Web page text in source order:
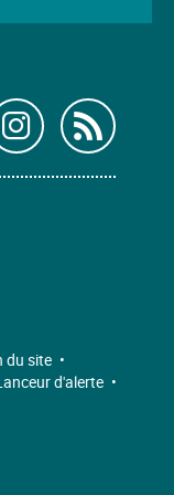
Retrouvez-
nous
du site •
d'alerte •